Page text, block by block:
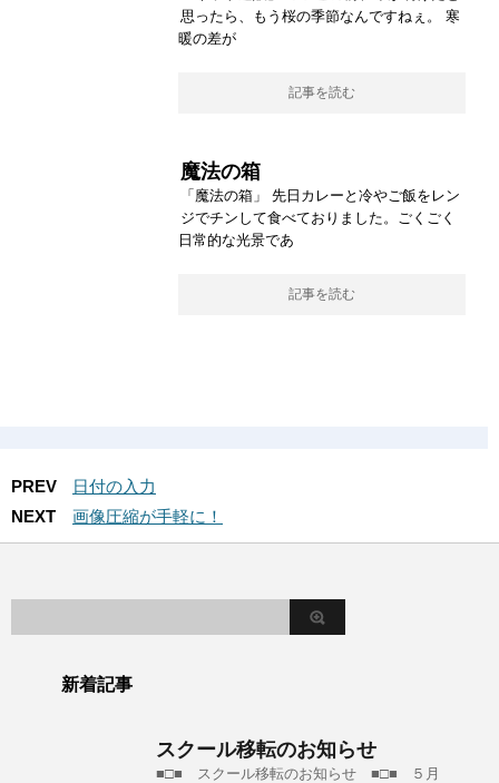
思ったら、もう桜の季節なんですねぇ。 寒
暖の差が
記事を読む
魔法の箱
「魔法の箱」 先日カレーと冷やご飯をレン
ジでチンして食べておりました。ごくごく
日常的な光景であ
記事を読む
PREV
日付の入力
NEXT
画像圧縮が手軽に！
新着記事
スクール移転のお知らせ
■□■ スクール移転のお知らせ ■□■ ５月